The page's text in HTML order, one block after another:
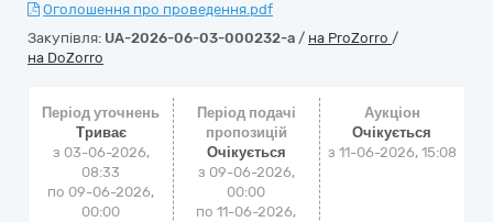
Оголошення про проведення.pdf
Закупівля: UA-2026-06-03-000232-a / на ProZorro /
на DoZorro
Період уточнень
Триває
з 03-06-2026,
08:33
по 09-06-2026,
00:00
Період подачі
пропозицій
Очікується
з 09-06-2026,
00:00
по 11-06-2026,
Аукціон
Очікується
з 11-06-2026, 15:08